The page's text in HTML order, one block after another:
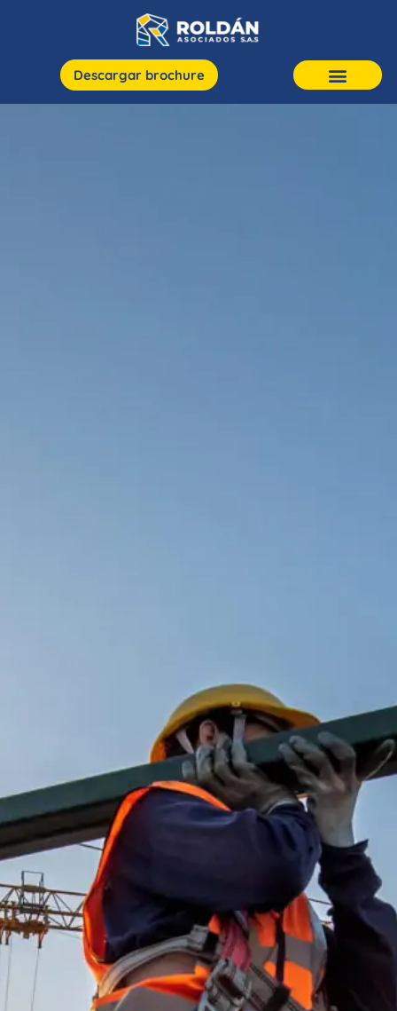
Descargar brochure